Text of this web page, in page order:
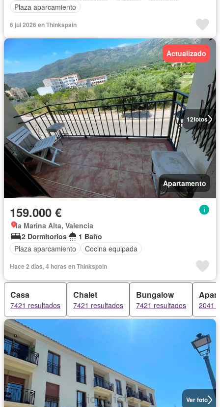
Plaza aparcamiento
6 jul 2026 en Thinkspain
12fotos
Actualizado
Apartamento
159.000 €
la Marina Alta, Valencia
2 Dormitorios
1 Baño
Plaza aparcamiento
Cocina equipada
Hace 2 días, 4 horas en Thinkspain
Casa
7421 resultados
Chalet
7421 resultados
Bungalow
7421 resultados 2041
Ver foto